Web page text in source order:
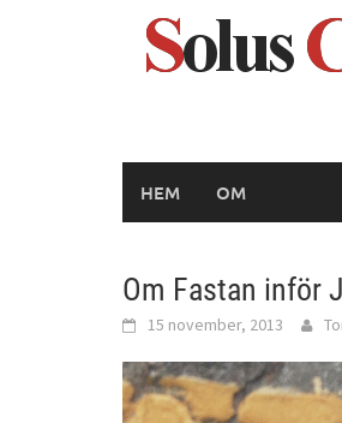
HEM OM
Om Fastan inför
15 november, 2013